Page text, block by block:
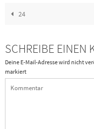
24
SCHREIBE EINEN
Deine E-Mail-Adresse wird nicht
markiert